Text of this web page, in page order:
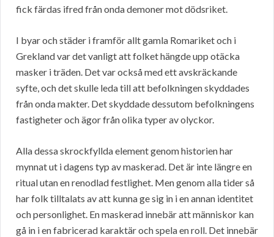
fick färdas ifred från onda demoner mot dödsriket.
I byar och städer i framför allt gamla Romariket och i
Grekland var det vanligt att folket hängde upp otäcka
masker i träden. Det var också med ett avskräckande
syfte, och det skulle leda till att befolkningen skyddades
från onda makter. Det skyddade dessutom befolkningens
fastigheter och ägor från olika typer av olyckor.
Alla dessa skrockfyllda element genom historien har
mynnat ut i dagens typ av maskerad. Det är inte längre en
ritual utan en renodlad festlighet. Men genom alla tider så
har folk tilltalats av att kunna ge sig in i en annan identitet
och personlighet. En maskerad innebär att människor kan
gå in i en fabricerad karaktär och spela en roll. Det innebär